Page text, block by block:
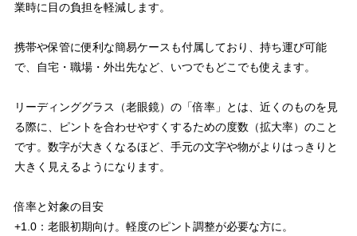
業時に目の負担を軽減します。
携帯や保管に便利な簡易ケースも付属しており、持ち運び可能
で、自宅・職場・外出先など、いつでもどこでも使えます。
リーディンググラス（老眼鏡）の「倍率」とは、近くのものを見
る際に、ピントを合わせやすくするための度数（拡大率）のこと
です。数字が大きくなるほど、手元の文字や物がよりはっきりと
大きく見えるようになります。
倍率と対象の目安
+1.0：老眼初期向け。軽度のピント調整が必要な方に。